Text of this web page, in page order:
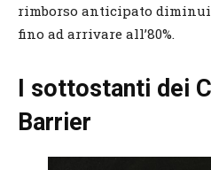
rimborso anticipato
fino ad arrivare all’80%.
I sottostanti dei
Barrier